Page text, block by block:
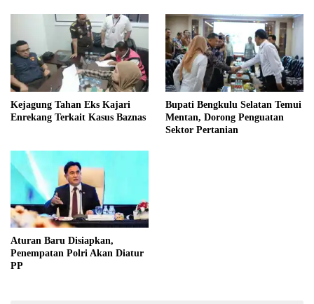
Kejagung Tahan Eks Kajari
Enrekang Terkait Kasus Baznas
Bupati Bengkulu Selatan Temui
Mentan, Dorong Penguatan
Sektor Pertanian
Aturan Baru Disiapkan,
Penempatan Polri Akan Diatur
PP